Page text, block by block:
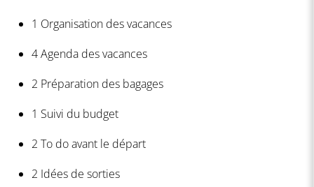
1 Organisation des vacances
4 Agenda des vacances
2 Préparation des bagages
1 Suivi du budget
2 To do avant le départ
2 Idées de sorties